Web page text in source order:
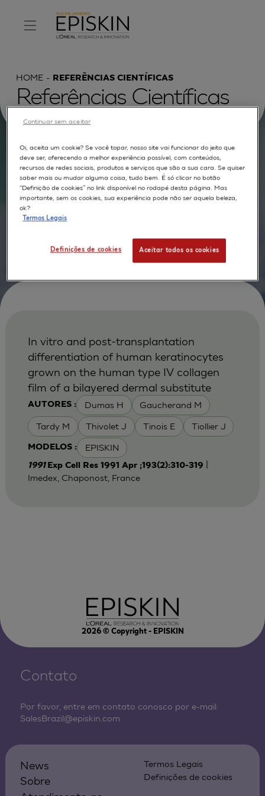
HOME REFERÊNCIAS CIENTÍFICAS
Referências Científicas
Procurar por :
TEXTO COMPLETO MODELOS APLICAÇÕES
AUTORES
AUTORES : Dumas H Gaucherand M
Tardy M Thivolet J Tinois E Tiollier J
MODELOS : EPISKIN
In vitro and post-transplantation
differentiation of human keratinocytes
grown on the human type IV collagen
film of a bilayered dermal substitute
1991 Exp Cell Res 1991 Apr ;193(2):310-319
Imedex, Chaponost, France
2026© Copyright - EPISKIN
Contato
Por favor, entre em contato conosco por e-mail:
SalesBrazil@episkin.com
News
Sobre
Termos Legais
Definições de cookies
Oi, aceita um cookie? Se você topar, nosso site vai funcionar do jeito que
deve ser, oferecendo a melhor experiência possível, com conteúdos,
recursos de redes sociais, produtos e serviços que são a sua cara. Se quiser
saber mais ou mudar alguma coisa, tudo bem. É só clicar no botão
“Definição de cookies” no link disponível no rodapé desta página. Mas
importante, sem os cookies, sua experiência pode não ser aquela beleza,
ok?
Termos Legais
Definições de cookies Aceitar todos os cookies
Continuar sem aceitar